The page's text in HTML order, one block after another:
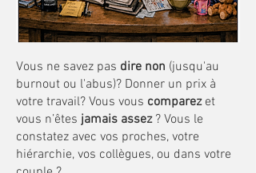
Vous ne savez pas dire non (jusqu'au
burnout ou l'abus)? Donner un prix à
votre travail? Vous vous comparez et
vous n’êtes jamais assez ? Vous le
constatez avec vos proches, votre
hiérarchie, vos collègues, ou dans votre